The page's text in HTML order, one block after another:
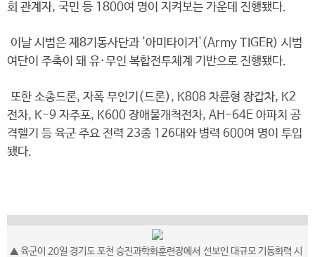
회 관계자, 국민 등 1800여 명이 지켜보는 가운데 진행됐다.
이날 시범은 제8기동사단과 '아미타이거'(Army TIGER) 시범
여단이 주축이 돼 유·무인 복합전투체계 기반으로 진행됐다.
또한 소총드론, 자폭 무인기(드론), K808 차륜형 장갑차, K2
전차, K-9 자주포, K600 장애물개척전차, AH-64E 아파치 공
격헬기 등 육군 주요 전력 23종 126대와 병력 600여 명이 투입
됐다.
▲ 육군이 20일 경기도 포천 승진과학화훈련장에서 선보인 대규모 기동화력 시